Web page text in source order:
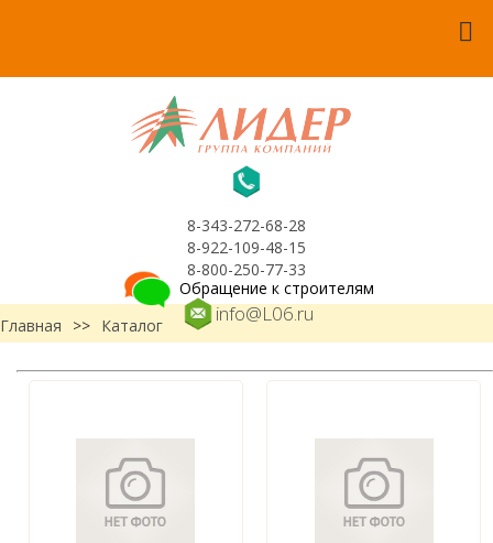
8-343-272-68-28
8-922-109-48-15
8-800-250-77-33
info@L06.ru
Обращение к строителям
Главная
>> Каталог